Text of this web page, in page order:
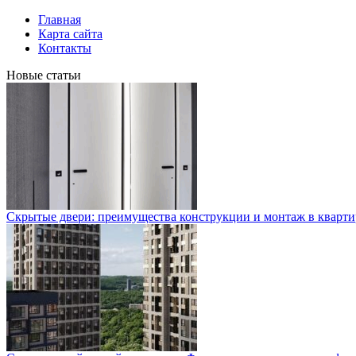
Главная
Карта сайта
Контакты
Новые статьи
Скрытые двери: преимущества конструкции и монтаж в